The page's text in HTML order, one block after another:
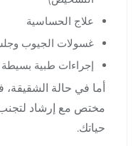
علاج الحساسية
غسولات الجيوب
إجراءات طبية بسيطة
أما في حالة
مختص مع إرشاد
حياتك.